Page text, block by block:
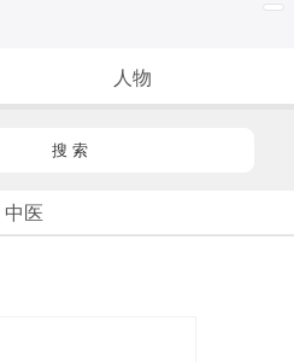
人物
搜 索
中医